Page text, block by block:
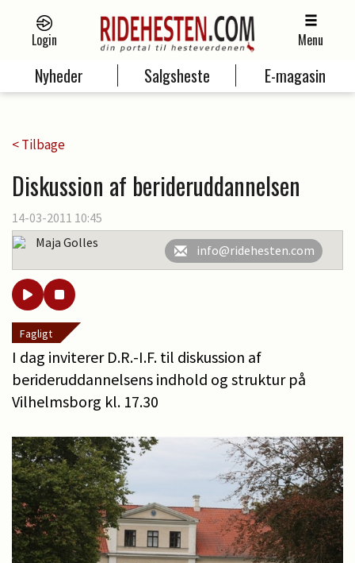
Login Menu
Nyheder Salgsheste E-magasin
< Tilbage
Diskussion af berideruddannelsen
14-03-2011 10:45
Maja Golles
info@ridehesten.com
Fagligt
I dag inviterer D.R.-I.F. til diskussion af
berideruddannelsens indhold og struktur på
Vilhelmsborg kl. 17.30